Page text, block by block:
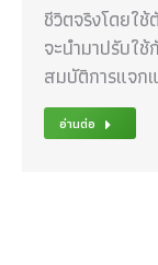
ชีวิตจริงโดยใช้
จะนำมาปรับใ
สมบัติการแจก
อ่านต่อ